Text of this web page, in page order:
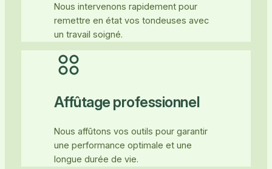
Nous intervenons rapidement pour
remettre en état vos tondeuses avec
un travail soigné.
Affûtage professionnel
Nous affûtons vos outils pour garantir
une performance optimale et une
longue durée de vie.